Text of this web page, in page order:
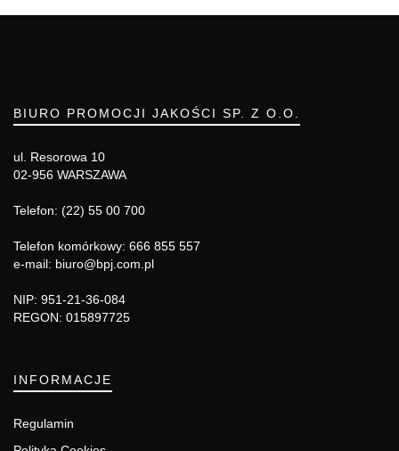
BIURO PROMOCJI JAKOŚCI SP. Z O.O.
ul. Resorowa 10
02-956 WARSZAWA
Telefon: (22) 55 00 700
Telefon komórkowy: 666 855 557
e-mail: biuro@bpj.com.pl
NIP: 951-21-36-084
REGON: 015897725
INFORMACJE
Regulamin